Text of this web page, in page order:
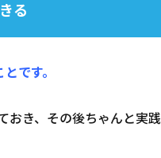
る
です。
おき、その後ちゃんと実践